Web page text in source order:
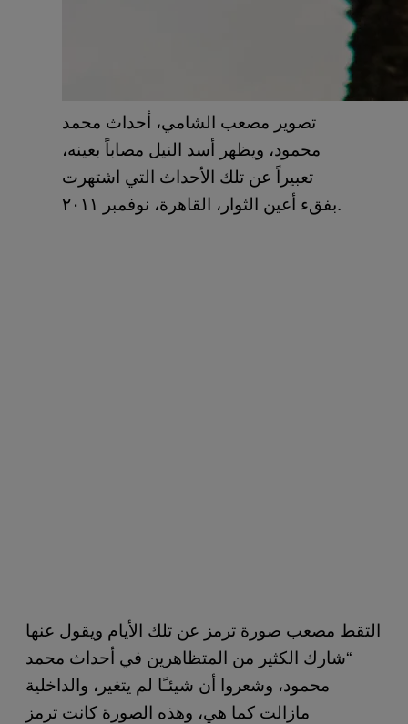
تصوير مصعب الشامي، أحداث محمد
محمود، ويظهر أسد النيل مصاباً بعينه،
تعبيراً عن تلك الأحداث التي اشتهرت
بفقء أعين الثوار، القاهرة، نوفمبر ٢٠١١.
التقط مصعب صورة ترمز عن تلك الأيام ويقول عنها
“شارك الكثير من المتظاهرين في أحداث محمد
محمود، وشعروا أن شيئـًا لم يتغير، والداخلية
مازالت كما هي، وهذه الصورة كانت ترمز